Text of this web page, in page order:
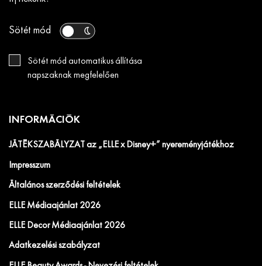
Sötét mód
Sötét mód automatikus állítása
napszaknak megfelelően
INFORMÁCIÓK
JÁTÉKSZABÁLYZAT az „ELLE x Disney+” nyereményjátékhoz
Impresszum
Általános szerződési feltételek
ELLE Médiaajánlat 2026
ELLE Decor Médiaajánlat 2026
Adatkezelési szabályzat